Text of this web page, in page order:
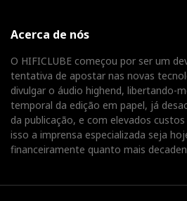
Acerca de nós
O HIFICLUBE começou por ser um
tentativa de apostar nas novas
divulgar o áudio highend, libertando-
temporal da edição em papel, já
da publicação, e com elevados
isso a imprensa especializada seja
financeiramente quanto mais